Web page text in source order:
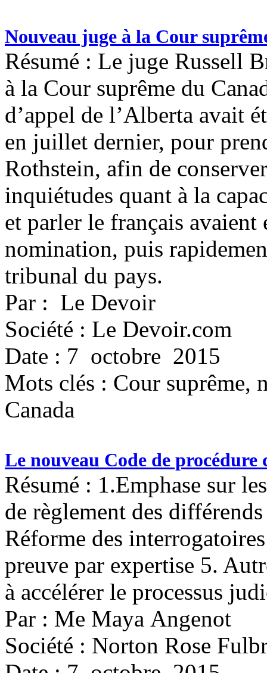
Nouveau juge à la Cour
Résumé : Le juge Russell
à la Cour suprême du
d’appel de l’Alberta avait
en juillet dernier, pour
Rothstein, afin de
inquiétudes quant à la
et parler le français avaient
nomination, puis
tribunal du pays.
Par : Le Devoir
Société : Le Devoir.com
Date : 7 octobre 2015
Mots clés : Cour suprême,
Canada
Le nouveau Code de procédure
Résumé : 1.Emphase sur
de règlement des
Réforme des
preuve par expertise 5.
à accélérer le processus
Par : Me Maya Angenot
Société : Norton Rose